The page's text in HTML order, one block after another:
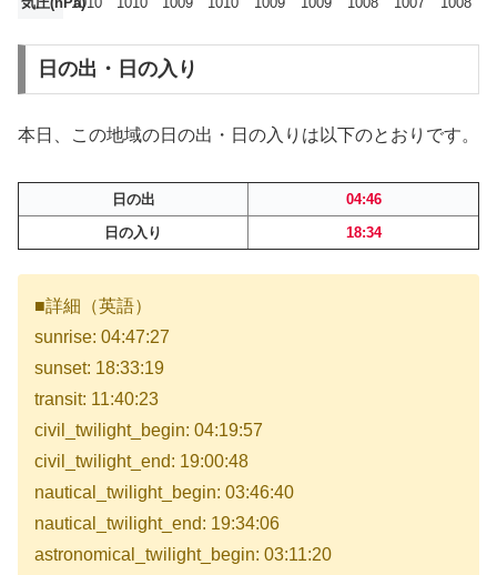
日の出・日の入り
本日、この地域の日の出・日の入りは以下のとおりです。
日の出
04:46
日の入り
18:34
■詳細（英語）
sunrise: 04:47:27
sunset: 18:33:19
transit: 11:40:23
civil_twilight_begin: 04:19:57
civil_twilight_end: 19:00:48
nautical_twilight_begin: 03:46:40
nautical_twilight_end: 19:34:06
astronomical_twilight_begin: 03:11:20